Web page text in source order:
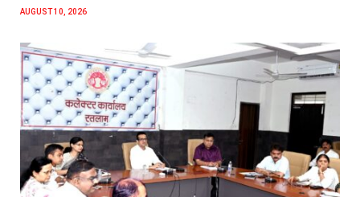
AUGUST 10, 2026